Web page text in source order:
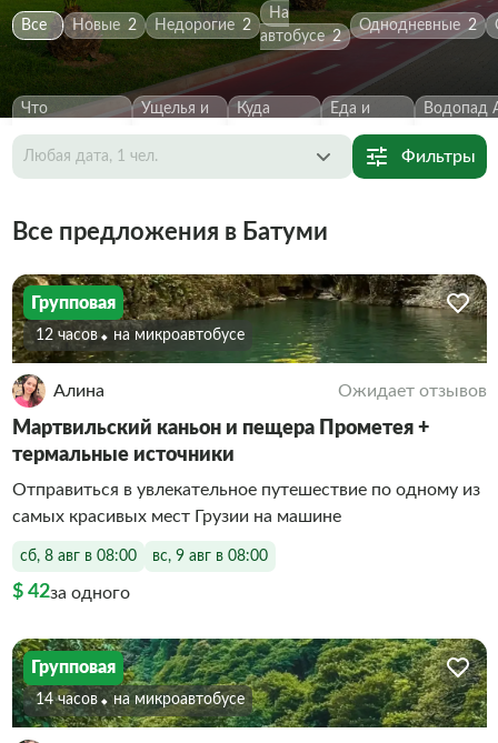
Все Новые 2 Недорогие 2
На
автобусе 2
Однодневные 2
Что
посмотреть 2
Ущелья и
каньоны 2
Куда
сходить 2
Еда и
напитки 1
Водопад
Любая дата, 1 чел.
Фильтры
Все предложения в Батуми
Групповая
12 часов На микроавтобусе
Алина Ожидает отзывов
Мартвильский каньон и пещера Прометея +
термальные источники
Отправиться в увлекательное путешествие по одному из
самых красивых мест Грузии на машине
сб, 8 авг в 08:00 вс, 9 авг в 08:00
$ 42за одного
Групповая
14 часов На микроавтобусе